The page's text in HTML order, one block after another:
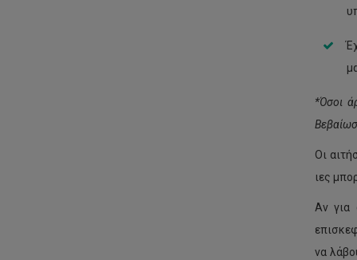
*Όσοι
Οι
ιες
Αν για
να